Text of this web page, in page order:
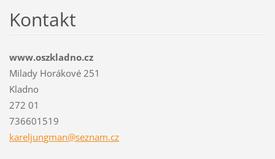
Kontakt
www.oszkladno.cz
Milady Horákové 251
Kladno
272 01
736601519
kareljungman@seznam.cz